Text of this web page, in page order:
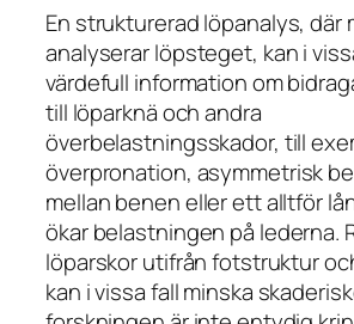
En strukturerad löpanalys, där
analyserar löpsteget, kan i
värdefull information om
till löparknä och andra
överbelastningsskador, till
överpronation, asymmetrisk
mellan benen eller ett alltför
ökar belastningen på lederna.
löparskor utifrån fotstruktur
kan i vissa fall minska